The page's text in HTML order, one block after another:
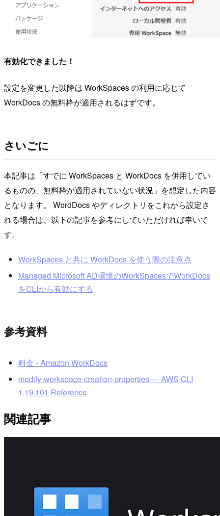
有効化できました！
設定を変更した以降は WorkSpaces の利用に応じて
WorkDocs の無料枠が適用されるはずです。
さいごに
本記事は「すでに WorkSpaces と WorkDocs を併用してい
るものの、無料枠が適用されていない状況」を想定した内容
となります。 WordDocs やディレクトリをこれから設定さ
れる場合は、以下の記事を参考にしていただければ幸いで
す。
WorkSpaces と共に WorkDocs を使う際の注意点
Managed Microsoft AD環境のWorkSpacesでWorkDocs
をCLIから有効にする
参考資料
料金 - Amazon WorkDocs
modify-workspace-creation-properties — AWS CLI
1.19.101 Reference
関連記事